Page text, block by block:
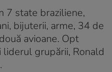
7 state braziliene,
bijuterii, arme, 34 de
avioane. Opt
grupării, Ronald